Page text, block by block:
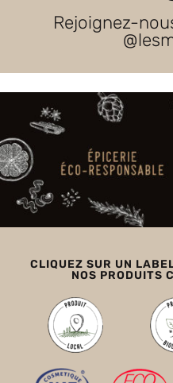
Rejoignez-
CLIQUEZ SUR UN
NOS PRODUITS